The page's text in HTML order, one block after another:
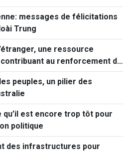
messages de félicitations
Trung
une ressource
au renforcement de
peuples, un pilier des
qu’il est encore trop tôt pour
politique
des infrastructures pour